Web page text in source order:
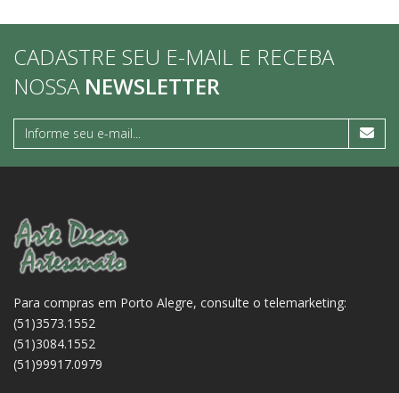
CADASTRE SEU E-MAIL E RECEBA
NOSSA NEWSLETTER
Para compras em Porto Alegre, consulte o telemarketing:
(51)3573.1552
(51)3084.1552
(51)99917.0979